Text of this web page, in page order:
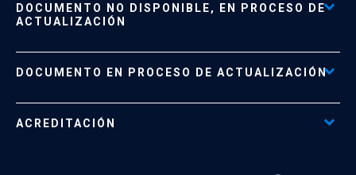
Formas de Pago
Políticas de Retiro, Devolución e Información Importante
DOCUMENTO NO DISPONIBLE, EN PROCESO DE
ACTUALIZACIÓN
Documento No Disponible file_download
DOCUMENTO EN PROCESO DE ACTUALIZACIÓN
ACREDITACIÓN